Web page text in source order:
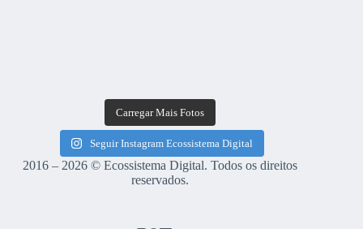
Carregar Mais Fotos
Seguir Instagram Ecossistema Digital
2016 – 2026 © Ecossistema Digital. Todos os direitos
reservados.